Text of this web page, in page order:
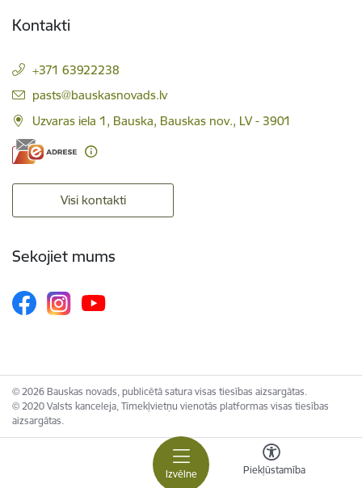
Izvēlne Piekļūstamība
Kontakti
+371 63922238
E-pasts:
pasts@bauskasnovads.lv
Uzvaras iela 1, Bauska, Bauskas nov., LV - 3901
Visi kontakti
Sekojiet mums
© 2026 Bauskas novads, publicētā satura visas tiesības aizsargātas.
© 2020 Valsts kanceleja, Tīmekļvietņu vienotās platformas visas tiesības
aizsargātas.